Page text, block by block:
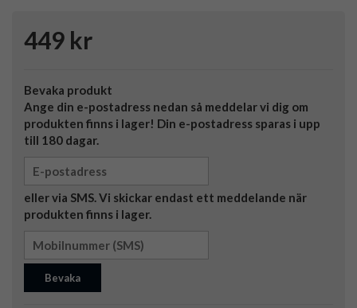
449 kr
Bevaka produkt
Ange din e-postadress nedan så meddelar vi dig om
produkten finns i lager! Din e-postadress sparas i upp
till 180 dagar.
eller via SMS. Vi skickar endast ett meddelande när
produkten finns i lager.
Bevaka